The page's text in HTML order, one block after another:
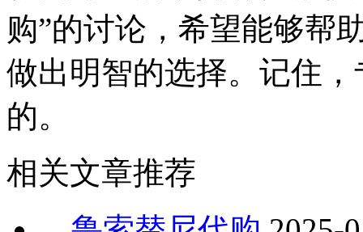
购”的讨论，希望能够帮
做出明智的选择。记住
的。
相关文章推荐